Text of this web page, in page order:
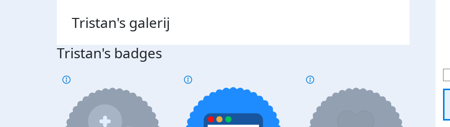
Tristan's galerij
Tristan's badges